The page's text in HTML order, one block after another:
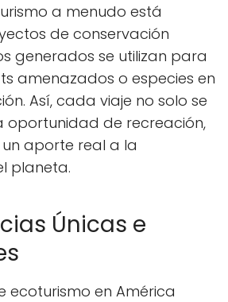
a menudo está
de conservación
generados se utilizan para
amenazados o especies en
Así, cada viaje no solo se
oportunidad de recreación,
aporte real a la
planeta.
Únicas e
ecoturismo en América